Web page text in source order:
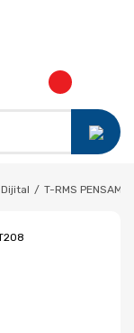
Dijital T-RMS